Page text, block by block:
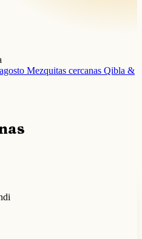
Mezquitas cercanas Qibla &